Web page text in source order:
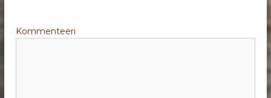
e
Kommenteeri